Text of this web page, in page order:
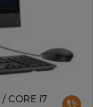
CORE i7